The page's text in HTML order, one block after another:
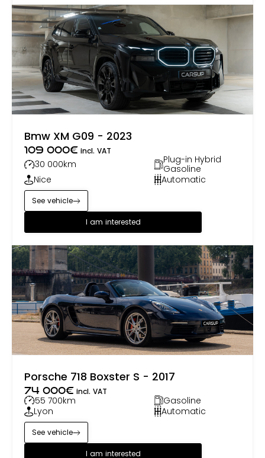
Bmw XM G09 - 2023
109 000€ incl. VAT
30 000km
Plug-in Hybrid
Gasoline
Nice
Automatic
I am interested
See vehicle
Porsche 718 Boxster S - 2017
74 000€ incl. VAT
55 700km
Gasoline
Lyon
Automatic
I am interested
See vehicle